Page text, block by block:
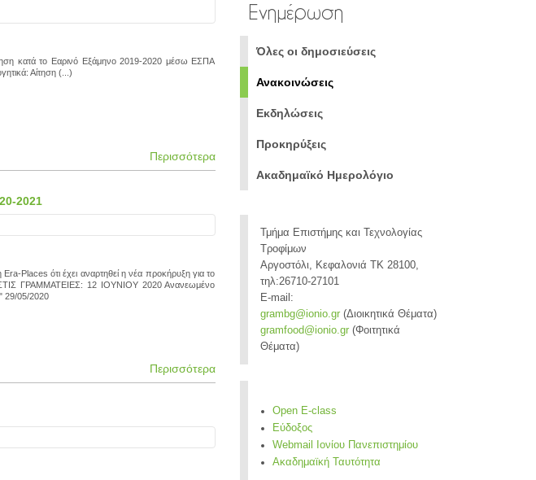
κατά το Εαρινό Εξάμηνο 2019-2020 μέσω ΕΣΠΑ
Αίτηση (...)
Περισσότερα
2021
Places ότι έχει αναρτηθεί η νέα προκήρυξη για το
ΓΡΑΜΜΑΤΕΙΕΣ: 12 ΙΟΥΝΙΟΥ 2020 Ανανεωμένο
29/05/2020
Περισσότερα
Ενημέρωση
Όλες οι δημοσιεύσεις
Ανακοινώσεις
Εκδηλώσεις
Προκηρύξεις
Ακαδημαϊκό Ημερολόγιο
Τμήμα Επιστήμης και Τεχνολογίας
Τροφίμων
Αργοστόλι, Κεφαλονιά ΤΚ 28100,
τηλ:26710-27101
E-mail:
grambg@ionio.gr(Διοικητικά Θέματα)
gramfood@ionio.gr(Φοιτητικά
Θέματα)
Open E-class
Εύδοξος
Webmail Ιονίου Πανεπιστημίου
Ακαδημαϊκή Ταυτότητα